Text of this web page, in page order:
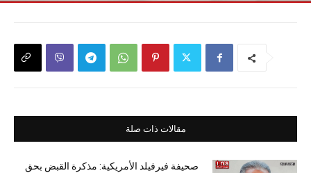
مقالات ذات صلة
صحيفة فيرفيلد الأمريكية: مذكرة القبض بحق